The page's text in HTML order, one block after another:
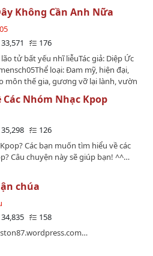
đồng ý mình đăng thì mình sẽ xóa
đầu mình đăng truyện, có gì mong
và thông cảm nhé.…
Không Cần Anh Nữa
33,571
176
tử bất yếu nhĩ liễuTác giả: Diệp Ức
loại: Đam mỹ, hiện đại,
môn thế gia, gương vỡ lại lành, vườn
dài: 166 chương + 11 phiên
*☽:ﾟ･⋆｡✰⋆｡:ﾟ･*☽:ﾟ･⋆｡
ánSản nghiệp gia tộc bị bạn trai cướp
người khác, cuối cùng cậu cũng học
lại sau giấc ngủ, phát hiện mình trở lại
cậu.Cậu còn muốn dính chặt lấy,
ba thắt cổ nữa sao?Vẫn là nên
cơ nói: "Cút, ông đây không cần anh
ﾟ･⋆｡✰⋆｡:ﾟ･*☽:ﾟ･⋆｡✰⋆｡:ﾟ･
TRA CÔNG TIỆN THỤ, TRA CÔNG
CÔNG TIỆN THỤ, điều quan trọng xin
Các Nhóm Nhạc Kpop
35,298
126
Các bạn muốn tìm hiểu về các
Câu chuyện này sẽ giúp bạn! ^^…
chúa
34,835
158